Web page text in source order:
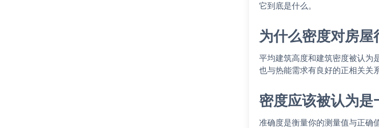
它到底是什么。
为什么密度对房屋
平均建筑高度和建筑密度被认为
也与热能需求有良好的正相关关系
密度应该被认为是
准确度是衡量你的测量值与正确